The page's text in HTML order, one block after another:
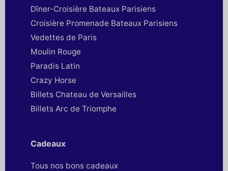
Dîner-Croisière Bateaux Parisiens
Croisière Promenade Bateaux Parisiens
Vedettes de Paris
Moulin Rouge
Paradis Latin
Crazy Horse
Billets Chateau de Versailles
Billets Arc de Triomphe
Cadeaux
Tous nos bons cadeaux